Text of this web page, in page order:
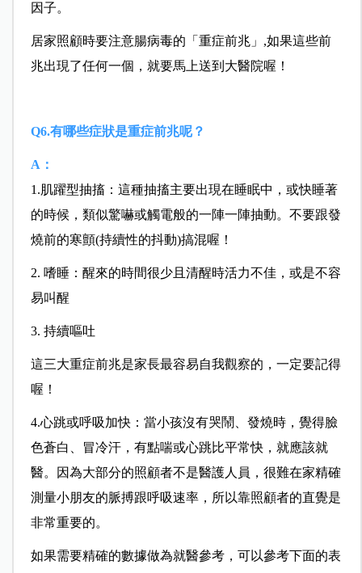
因子。
居家照顧時要注意腸病毒的「重症前兆」,如果這些前
兆出現了任何一個，就要馬上送到大醫院喔！
Q6.有哪些症狀是重症前兆呢？
A：
1.肌躍型抽搐：這種抽搐主要出現在睡眠中，或快睡著
的時候，類似驚嚇或觸電般的一陣一陣抽動。不要跟發
燒前的寒顫(持續性的抖動)搞混喔！
2. 嗜睡：醒來的時間很少且清醒時活力不佳，或是不容
易叫醒
3. 持續嘔吐
這三大重症前兆是家長最容易自我觀察的，一定要記得
喔！
4.心跳或呼吸加快：當小孩沒有哭鬧、發燒時，覺得臉
色蒼白、冒冷汗，有點喘或心跳比平常快，就應該就
醫。因為大部分的照顧者不是醫護人員，很難在家精確
測量小朋友的脈搏跟呼吸速率，所以靠照顧者的直覺是
非常重要的。
如果需要精確的數據做為就醫參考，可以參考下面的表